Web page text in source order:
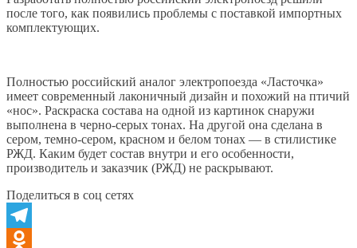
после того, как появились проблемы с поставкой импортных
комплектующих.
Полностью российский аналог электропоезда «Ласточка»
имеет современный лаконичный дизайн и похожий на птичий
«нос». Раскраска состава на одной из картинок снаружи
выполнена в черно-серых тонах. На другой она сделана в
сером, темно-сером, красном и белом тонах — в стилистике
РЖД. Каким будет состав внутри и его особенности,
производитель и заказчик (РЖД) не раскрывают.
Поделиться в соц сетях
Telegram